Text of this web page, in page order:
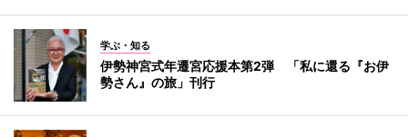
学ぶ・知る
伊勢神宮式年遷宮応援本第2弾 「私に還る『お伊
勢さん』の旅」刊行